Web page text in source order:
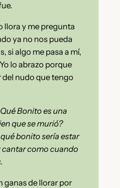
llora y me pregunta
ya no nos pueda
si algo me pasa a mí,
lo abrazo porque
nudo que tengo
Bonito es una
que se murió?
bonito sería estar
cantar como cuando
ganas de llorar por